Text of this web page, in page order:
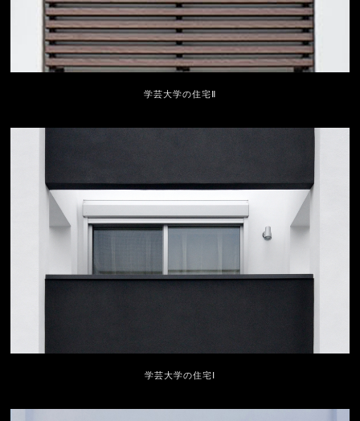
学芸大学の住宅Ⅱ
学芸大学の住宅Ⅰ